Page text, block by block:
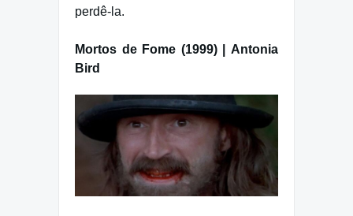
perdê-la.
Mortos de Fome (1999) | Antonia
Bird